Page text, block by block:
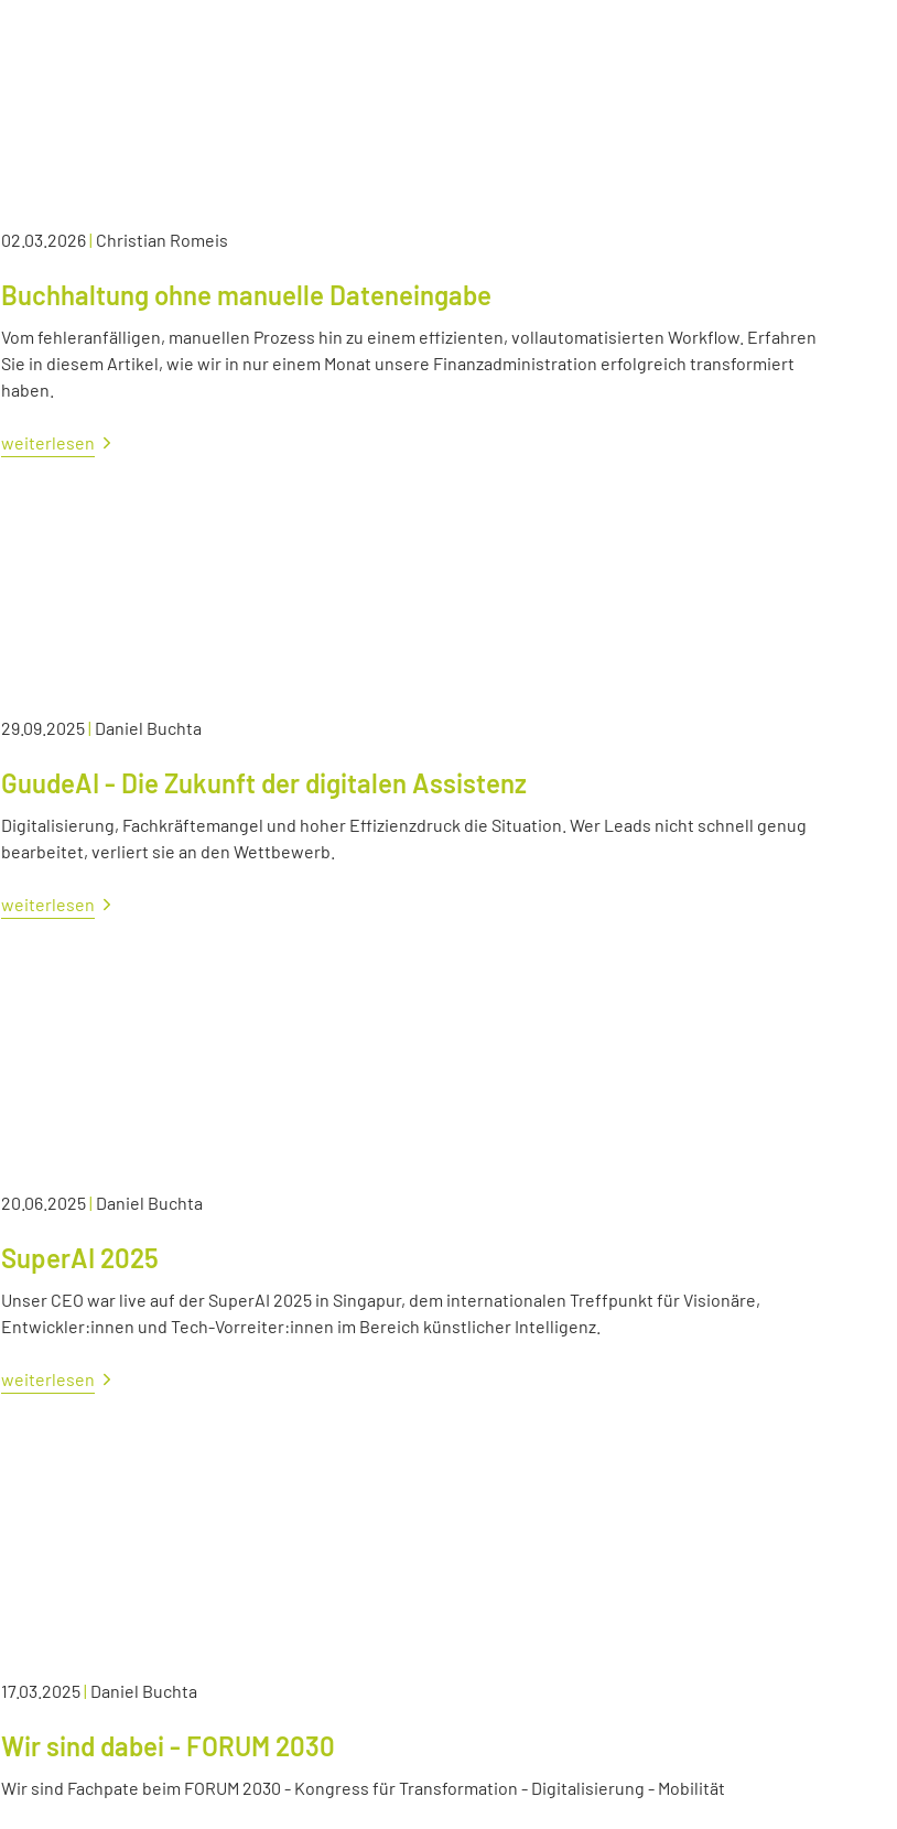
02.03.2026| Christian Romeis
Buchhaltung ohne manuelle Dateneingabe
Vom fehleranfälligen, manuellen Prozess hin zu einem effizienten, vollautomatisierten Workflow. Erfahren
Sie in diesem Artikel, wie wir in nur einem Monat unsere Finanzadministration erfolgreich transformiert
haben.
weiterlesen
29.09.2025| Daniel Buchta
GuudeAI - Die Zukunft der digitalen Assistenz
Digitalisierung, Fachkräftemangel und hoher Effizienzdruck die Situation. Wer Leads nicht schnell genug
bearbeitet, verliert sie an den Wettbewerb.
weiterlesen
20.06.2025| Daniel Buchta
SuperAI 2025
Unser CEO war live auf der SuperAI 2025 in Singapur, dem internationalen Treffpunkt für Visionäre,
Entwickler:innen und Tech-Vorreiter:innen im Bereich künstlicher Intelligenz.
weiterlesen
17.03.2025| Daniel Buchta
Wir sind dabei - FORUM 2030
Wir sind Fachpate beim FORUM 2030 - Kongress für Transformation - Digitalisierung - Mobilität